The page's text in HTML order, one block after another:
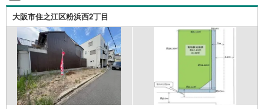
大阪市住之江区粉浜西2丁目